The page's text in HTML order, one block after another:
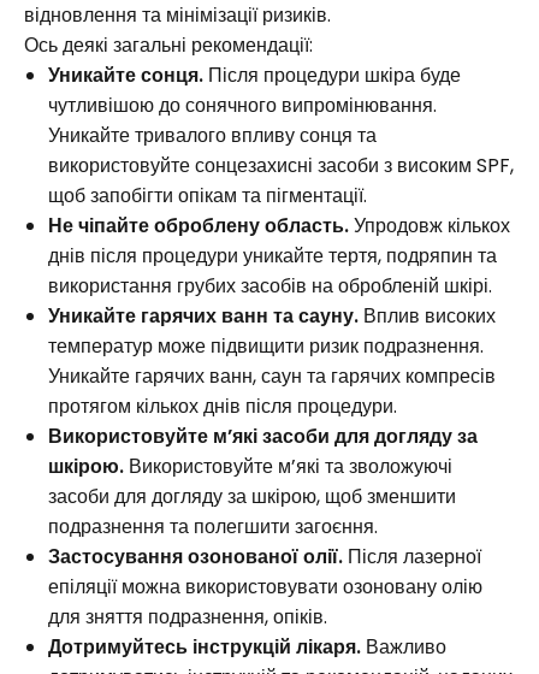
відновлення та мінімізації ризиків.
Ось деякі загальні рекомендації:
Уникайте сонця. Після процедури шкіра буде
чутливішою до сонячного випромінювання.
Уникайте тривалого впливу сонця та
використовуйте сонцезахисні засоби з високим SPF,
щоб запобігти опікам та пігментації.
Не чіпайте оброблену область.Упродовж кількох
днів після процедури уникайте тертя, подряпин та
використання грубих засобів на обробленій шкірі.
Уникайте гарячих ванн та сауну. Вплив високих
температур може підвищити ризик подразнення.
Уникайте гарячих ванн, саун та гарячих компресів
протягом кількох днів після процедури.
Використовуйте м’які засоби для догляду за
шкірою. Використовуйте м’які та зволожуючі
засоби для догляду за шкірою, щоб зменшити
подразнення та полегшити загоєння.
Застосування озонованої олії. Після лазерної
епіляції можна використовувати озоновану олію
для зняття подразнення, опіків.
Дотримуйтесь інструкцій лікаря. Важливо